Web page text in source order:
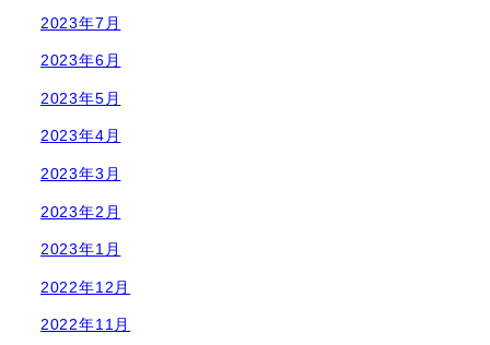
2023年7月
2023年6月
2023年5月
2023年4月
2023年3月
2023年2月
2023年1月
2022年12月
2022年11月